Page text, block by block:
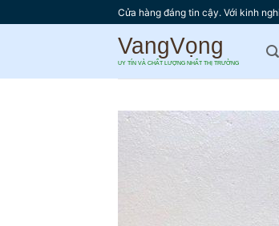
qua
Cửa hàng đáng tin cậy. Với kinh